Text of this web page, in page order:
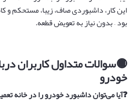
این کار، داشبوردی صاف، زیبا، مستحکم و
بود – بدون نیاز به تعویض قطعه.
🟡سوالات متداول کاربران
خودرو
❓آیا می‌توان داشبورد خودرو را در خانه